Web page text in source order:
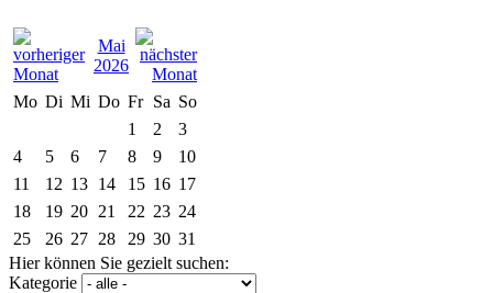
Mai
2026
Mo Di Mi Do Fr Sa So
1
2
3
4
5 6 7 8 9
10
11
12 13 14 15 16 17
18
19 20 21 22 23 24
25
26 27 28 29 30 31
Hier können Sie gezielt suchen:
Kategorie